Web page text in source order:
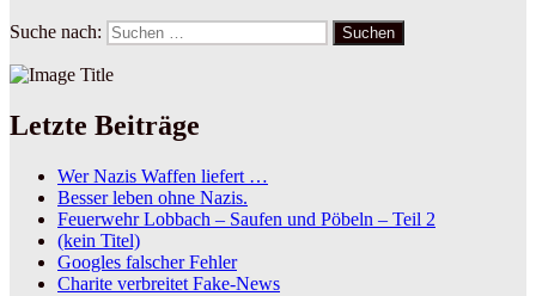
Suche nach: Suchen
Letzte Beiträge
Wer Nazis Waffen liefert …
Besser leben ohne Nazis.
Feuerwehr Lobbach – Saufen und Pöbeln – Teil 2
(kein Titel)
Googles falscher Fehler
Charite verbreitet Fake-News